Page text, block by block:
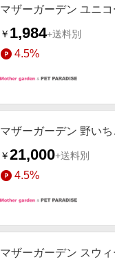
マザーガーデン ユニ
￥ 1,984+送料別
4.5%
マザーガーデン 野い
￥21,000+送料別
4.5%
マザーガーデン スウ